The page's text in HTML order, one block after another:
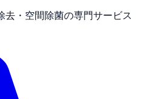
・空間除菌の専門サービス